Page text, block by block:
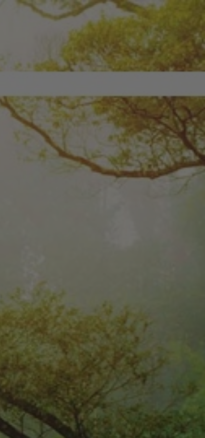
Word nu gratis en geheel vrijblijvend lid van ons Vacature Via